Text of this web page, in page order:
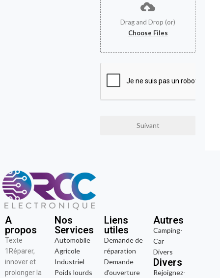
Drag and Drop (or)
Choose Files
Suivant
A
propos
Texte
1Réparer,
innover et
prolonger la
Nos
Services
Automobile
Agricole
Industriel
Poids lourds
Liens
utiles
Demande de
réparation
Demande
d'ouverture
Autres
Camping-
Car
Divers
Divers
Rejoignez-